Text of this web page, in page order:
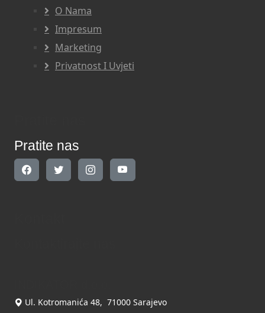
O Nama
Impresum
Marketing
Privatnost I Uvjeti
Pratite nas
Ul. Kotromanića 48, 71000 Sarajevo